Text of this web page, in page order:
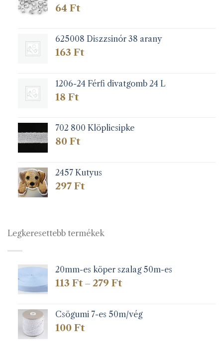
64 Ft
625008 Diszzsinór 38 arany
163 Ft
1206-24 Férfi divatgomb 24 L
18 Ft
702 800 Klöplicsipke
80 Ft
2457 Kutyus
297 Ft
Legkeresettebb termékek
20mm-es köper szalag 50m-es
113 Ft – 279 FtÁrtartomány:
279 Ft
Csögumi 7-es 50m/vég
100 Ft